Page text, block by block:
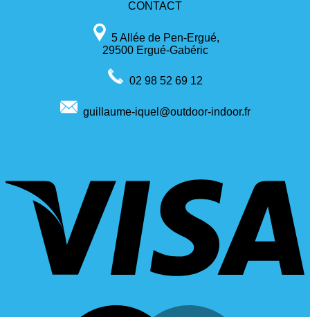
CONTACT
5 Allée de Pen-Ergué,
29500 Ergué-Gabéric
02 98 52 69 12
guillaume-iquel@outdoor-indoor.fr